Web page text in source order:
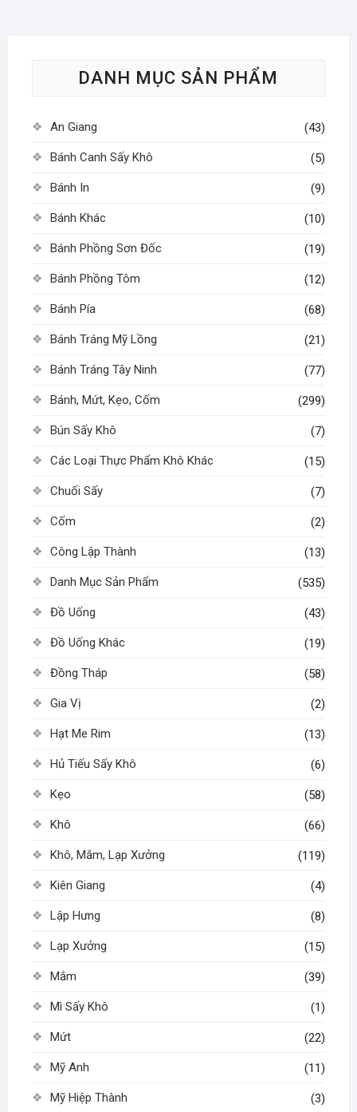
chọn
chọn
DANH MỤC SẢN PHẨM
An Giang (43)
Bánh Canh Sấy Khô (5)
Bánh In (9)
Bánh Khác (10)
Bánh Phồng Sơn Đốc (19)
Bánh Phồng Tôm (12)
Bánh Pía (68)
Bánh Tráng Mỹ Lồng (21)
Bánh Tráng Tây Ninh (77)
Bánh, Mứt, Kẹo, Cốm (299)
Bún Sấy Khô (7)
Các Loại Thực Phẩm Khô Khác (15)
Chuối Sấy (7)
Cốm (2)
Công Lập Thành (13)
Danh Mục Sản Phẩm (535)
Đồ Uống (43)
Đồ Uống Khác (19)
Đồng Tháp (58)
Gia Vị (2)
Hạt Me Rim (13)
Hủ Tiếu Sấy Khô (6)
Kẹo (58)
Khô (66)
Khô, Mắm, Lạp Xưởng (119)
Kiên Giang (4)
Lập Hưng (8)
Lạp Xưởng (15)
Mắm (39)
Mì Sấy Khô (1)
Mứt (22)
Mỹ Anh (11)
Mỹ Hiệp Thành (3)